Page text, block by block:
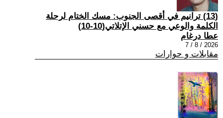
(13) ترانيم في أقصى الجنوب: مسك الختام لرحلة
الكلمة والوعي مع حسني الإتلاتي(10-10)
عطا درغام
2026 / 8 / 7
مقابلات و حوارات